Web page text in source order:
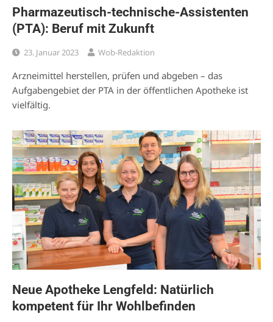
Pharmazeutisch-technische-Assistenten
(PTA): Beruf mit Zukunft
23. Januar 2023 Wob-Redaktion
Arzneimittel herstellen, prüfen und abgeben – das
Aufgabengebiet der PTA in der öffentlichen Apotheke ist
vielfältig.
Neue Apotheke Lengfeld: Natürlich
kompetent für Ihr Wohlbefinden